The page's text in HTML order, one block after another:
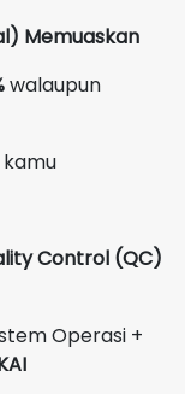
Memuaskan
walaupun
Control (QC)
Operasi +